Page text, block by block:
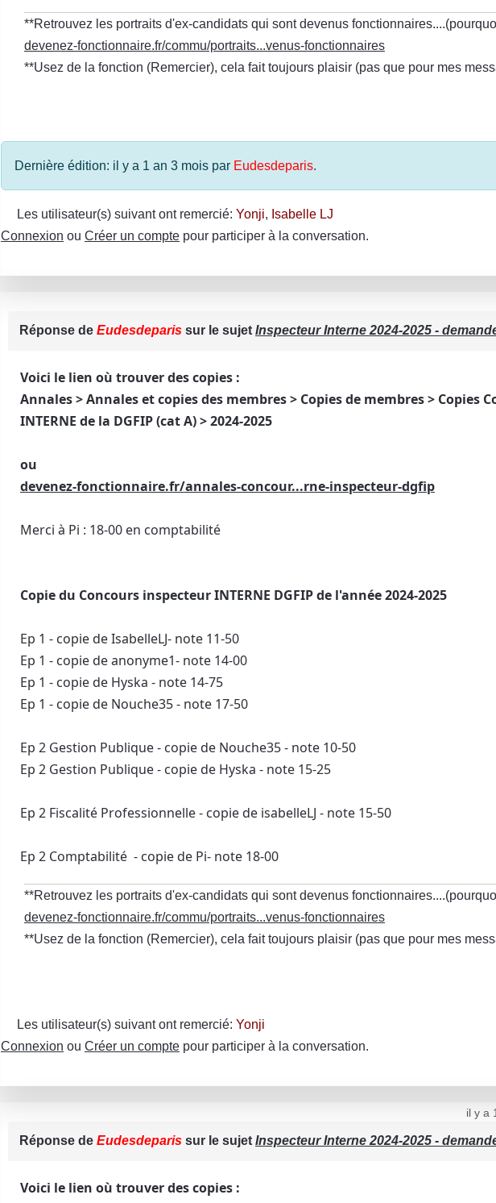
**Retrouvez les portraits d'ex-candidats qui sont devenus
devenez-fonctionnaire.fr/commu/portraits...venus-fonctionnaires
**Usez de la fonction (Remercier), cela fait toujours plaisir (pas que pour mes
Dernière édition: il y a 1 an 3 mois par Eudesdeparis.
Les utilisateur(s) suivant ont remercié: Yonji, Isabelle LJ
Connexion ou Créer un compte pour participer à la conversation.
Réponse de Eudesdeparis sur le sujet Inspecteur Interne 2024-2025 -
Voici le lien où trouver des copies :
Annales > Annales et copies des membres > Copies de membres > Copies
INTERNE de la DGFIP (cat A) > 2024-2025
ou
devenez-fonctionnaire.fr/annales-concour...rne-inspecteur-dgfip
Merci à Pi : 18-00 en comptabilité
Copie du Concours inspecteur INTERNE DGFIP de l'année 2024-2025
Ep 1 - copie de IsabelleLJ- note 11-50
Ep 1 - copie de anonyme1- note 14-00
Ep 1 - copie de Hyska - note 14-75
Ep 1 - copie de Nouche35 - note 17-50
Ep 2 Gestion Publique - copie de Nouche35 - note 10-50
Ep 2 Gestion Publique - copie de Hyska - note 15-25
Ep 2 Fiscalité Professionnelle - copie de isabelleLJ - note 15-50
Ep 2 Comptabilité - copie de Pi- note 18-00
**Retrouvez les portraits d'ex-candidats qui sont devenus
devenez-fonctionnaire.fr/commu/portraits...venus-fonctionnaires
**Usez de la fonction (Remercier), cela fait toujours plaisir (pas que pour mes
Les utilisateur(s) suivant ont remercié: Yonji
Connexion ou Créer un compte pour participer à la conversation.
il y a
Réponse de Eudesdeparis sur le sujet Inspecteur Interne 2024-2025 -
Voici le lien où trouver des copies :